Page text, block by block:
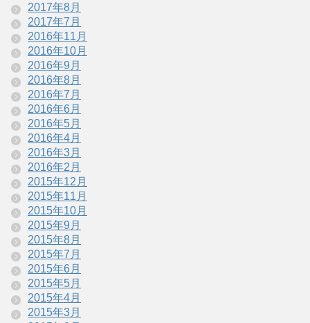
2017年8月
2017年7月
2016年11月
2016年10月
2016年9月
2016年8月
2016年7月
2016年6月
2016年5月
2016年4月
2016年3月
2016年2月
2015年12月
2015年11月
2015年10月
2015年9月
2015年8月
2015年7月
2015年6月
2015年5月
2015年4月
2015年3月